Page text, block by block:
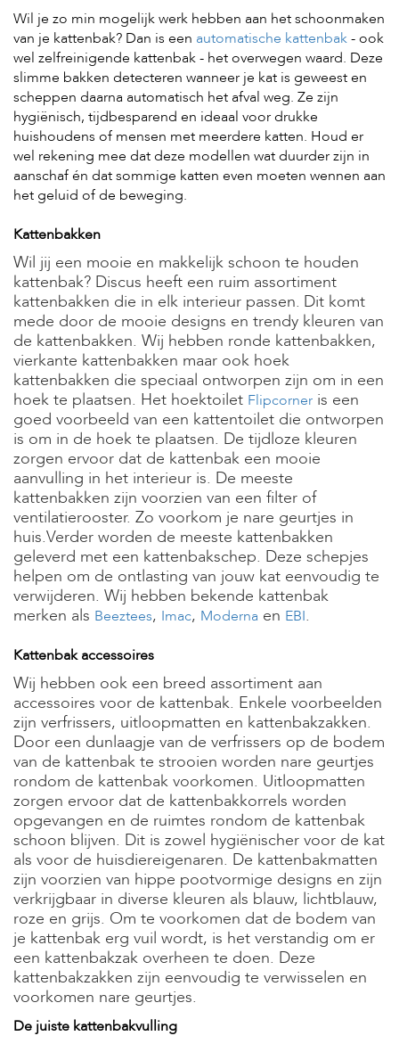
H
o
m
e
F
o
l
d
e
r
H
o
n
d
e
n
K
a
t
t
e
n
K
n
a
a
g
d
i
e
r
e
V
o
g
e
l
s
V
i
s
s
e
n
B
o
e
r
d
e
r
i
j
Wil je zo min mogelijk werk hebben aan het schoonmaken
van je kattenbak? Dan is een automatische kattenbak- ook
wel zelfreinigende kattenbak - het overwegen waard. Deze
slimme bakken detecteren wanneer je kat is geweest en
scheppen daarna automatisch het afval weg. Ze zijn
hygiënisch, tijdbesparend en ideaal voor drukke
huishoudens of mensen met meerdere katten. Houd er
wel rekening mee dat deze modellen wat duurder zijn in
aanschaf én dat sommige katten even moeten wennen aan
het geluid of de beweging.
Kattenbakken
Wil jij een mooie en makkelijk schoon te houden
kattenbak? Discus heeft een ruim assortiment
kattenbakken die in elk interieur passen. Dit komt
mede door de mooie designs en trendy kleuren van
de kattenbakken. Wij hebben ronde kattenbakken,
vierkante kattenbakken maar ook hoek
kattenbakken die speciaal ontworpen zijn om in een
hoek te plaatsen. Het hoektoilet Flipcorner is een
goed voorbeeld van een kattentoilet die ontworpen
is om in de hoek te plaatsen. De tijdloze kleuren
zorgen ervoor dat de kattenbak een mooie
aanvulling in het interieur is. De meeste
kattenbakken zijn voorzien van een filter of
ventilatierooster. Zo voorkom je nare geurtjes in
huis.Verder worden de meeste kattenbakken
geleverd met een kattenbakschep. Deze schepjes
helpen om de ontlasting van jouw kat eenvoudig te
verwijderen. Wij hebben bekende kattenbak
merken als Beeztees, Imac, Moderna en EBI.
Kattenbak accessoires
Wij hebben ook een breed assortiment aan
accessoires voor de kattenbak. Enkele voorbeelden
zijn verfrissers, uitloopmatten en kattenbakzakken.
Door een dunlaagje van de verfrissers op de bodem
van de kattenbak te strooien worden nare geurtjes
rondom de kattenbak voorkomen. Uitloopmatten
zorgen ervoor dat de kattenbakkorrels worden
opgevangen en de ruimtes rondom de kattenbak
schoon blijven. Dit is zowel hygiënischer voor de kat
als voor de huisdiereigenaren. De kattenbakmatten
zijn voorzien van hippe pootvormige designs en zijn
verkrijgbaar in diverse kleuren als blauw, lichtblauw,
roze en grijs. Om te voorkomen dat de bodem van
je kattenbak erg vuil wordt, is het verstandig om er
een kattenbakzak overheen te doen. Deze
kattenbakzakken zijn eenvoudig te verwisselen en
voorkomen nare geurtjes.
De juiste kattenbakvulling